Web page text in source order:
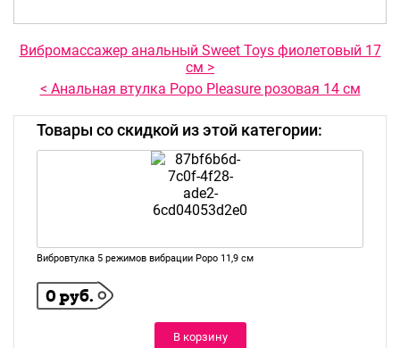
Вибромассажер анальный Sweet Toys фиолетовый 17
см >
< Анальная втулка Popo Pleasure розовая 14 см
Товары со скидкой из этой категории:
Вибровтулка 5 режимов вибрации Popo 11,9 см
0 руб.
В корзину